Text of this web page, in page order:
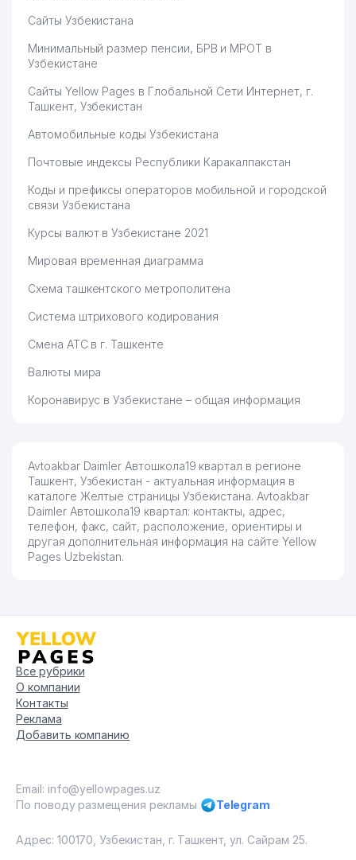
Сайты Узбекистана
Минимальный размер пенсии, БРВ и МРОТ в
Узбекистане
Сайты Yellow Pages в Глобальной Сети Интернет, г.
Ташкент, Узбекистан
Автомобильные коды Узбекистана
Почтовые индексы Республики Каракалпакстан
Коды и префиксы операторов мобильной и городской
связи Узбекистана
Курсы валют в Узбекистане 2021
Мировая временная диаграмма
Схема ташкентского метрополитена
Система штрихового кодирования
Смена АТС в г. Ташкенте
Валюты мира
Коронавирус в Узбекистане – общая информация
Avtoakbar Daimler Автошкола19 квартал в регионе
Ташкент, Узбекистан - актуальная информация в
каталоге Желтые страницы Узбекистана. Avtoakbar
Daimler Автошкола19 квартал: контакты, адрес,
телефон, факс, сайт, расположение, ориентиры и
другая дополнительная информация на сайте Yellow
Pages Uzbekistan.
Все рубрики
О компании
Контакты
Реклама
Добавить компанию
Email: info@yellowpages.uz
По поводу размещения рекламы
Telegram
Адрес: 100170, Узбекистан, г. Ташкент, ул. Сайрам 25.